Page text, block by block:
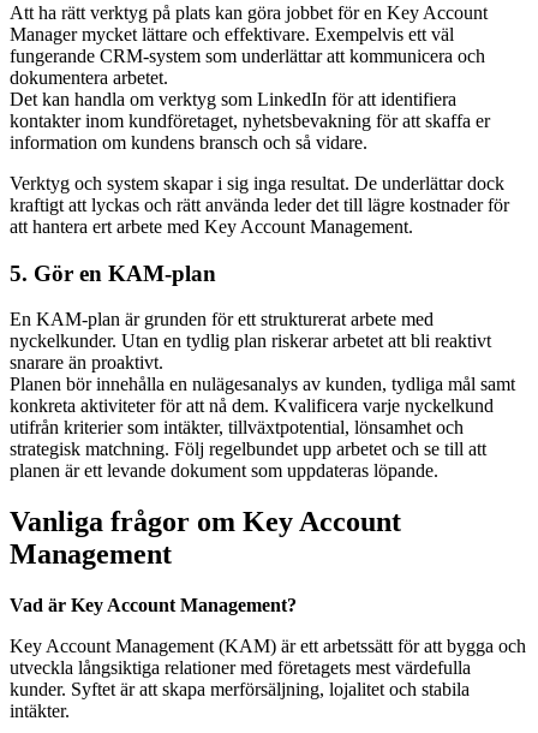
Att ha rätt verktyg på plats kan göra jobbet för en Key Account
Manager mycket lättare och effektivare. Exempelvis ett väl
fungerande CRM-system som underlättar att kommunicera och
dokumentera arbetet.
Det kan handla om verktyg som LinkedIn för att identifiera
kontakter inom kundföretaget, nyhetsbevakning för att skaffa er
information om kundens bransch och så vidare.
Verktyg och system skapar i sig inga resultat. De underlättar dock
kraftigt att lyckas och rätt använda leder det till lägre kostnader för
att hantera ert arbete med Key Account Management.
5. Gör en KAM-plan
En KAM-plan är grunden för ett strukturerat arbete med
nyckelkunder. Utan en tydlig plan riskerar arbetet att bli reaktivt
snarare än proaktivt.
Planen bör innehålla en nulägesanalys av kunden, tydliga mål samt
konkreta aktiviteter för att nå dem. Kvalificera varje nyckelkund
utifrån kriterier som intäkter, tillväxtpotential, lönsamhet och
strategisk matchning. Följ regelbundet upp arbetet och se till att
planen är ett levande dokument som uppdateras löpande.
Vanliga frågor om Key Account
Management
Vad är Key Account Management?
Key Account Management (KAM) är ett arbetssätt för att bygga och
utveckla långsiktiga relationer med företagets mest värdefulla
kunder. Syftet är att skapa merförsäljning, lojalitet och stabila
intäkter.